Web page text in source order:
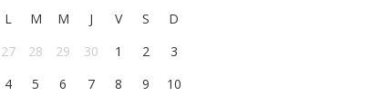
L M M J V S
D
27
28 29 30 1 2
3
4
5 6 7 8 9
10